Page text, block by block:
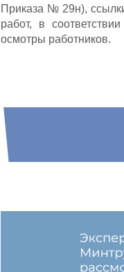
Приказа № 29н),
работ, в
осмотры работников.